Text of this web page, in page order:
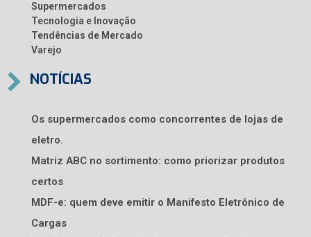
Supermercados
Tecnologia e Inovação
Tendências de Mercado
Varejo
NOTÍCIAS
Os supermercados como concorrentes de lojas de
eletro.
Matriz ABC no sortimento: como priorizar produtos
certos
MDF-e: quem deve emitir o Manifesto Eletrônico de
Cargas